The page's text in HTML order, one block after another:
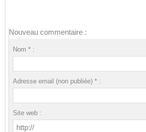
Nouveau commentaire :
Nom * :
Adresse email (non publiée) * :
Site web :